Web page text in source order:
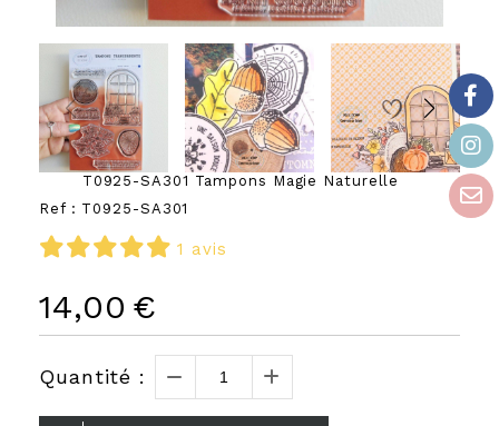
T0925-SA301 Tampons Magie Naturelle
Ref : T0925-SA301
1 avis
14,00 €
Quantité :